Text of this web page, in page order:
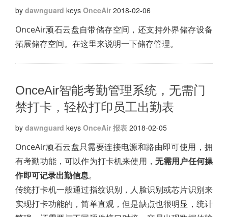
by dawnguard keys OnceAir 2018-02-06
OnceAir顽石云盘自带储存空间，还支持外界储存设备
拓展储存空间。在这里来说明一下储存管理。
OnceAir智能考勤管理系统，无需门
禁打卡，轻松打印员工出勤表
by dawnguard keys OnceAir 报表 2018-02-05
OnceAir顽石云盘只需要连接电源和路由即可使用，拥
有考勤功能，可以作为打卡机来使用， 无需用户任何操
作即可记录出勤信息。
传统打卡机一般通过指纹识别，人脸识别或芯片识别来
实现打卡功能的，简单直观，但是缺点也很明显，统计